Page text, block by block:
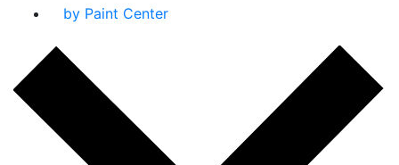
by Paint Center